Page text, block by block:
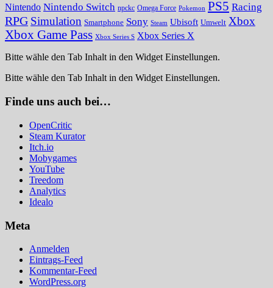
Nintendo Nintendo Switch npckc Omega Force Pokemon PS5 Racing
RPG Simulation Smartphone Sony Steam Ubisoft Umwelt Xbox
Xbox Game Pass Xbox Series S Xbox Series X
Bitte wähle den Tab Inhalt in den Widget Einstellungen.
Bitte wähle den Tab Inhalt in den Widget Einstellungen.
Finde uns auch bei…
OpenCritic
Steam Kurator
Itch.io
Mobygames
YouTube
Treedom
Analytics
Idealo
Meta
Anmelden
Eintrags-Feed
Kommentar-Feed
WordPress.org